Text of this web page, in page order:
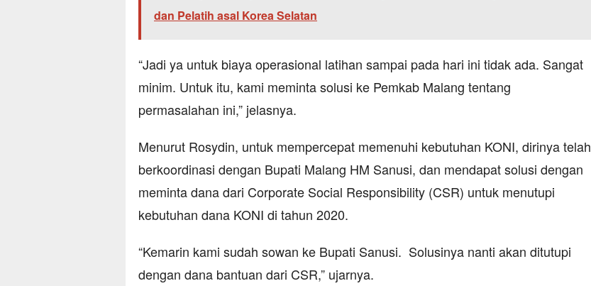
dan Pelatih asal Korea Selatan
“Jadi ya untuk biaya operasional latihan sampai pada hari ini tidak ada. Sangat
minim. Untuk itu, kami meminta solusi ke Pemkab Malang tentang
permasalahan ini,” jelasnya.
Menurut Rosydin, untuk mempercepat memenuhi kebutuhan KONI, dirinya telah
berkoordinasi dengan Bupati Malang HM Sanusi, dan mendapat solusi dengan
meminta dana dari Corporate Social Responsibility (CSR) untuk menutupi
kebutuhan dana KONI di tahun 2020.
“Kemarin kami sudah sowan ke Bupati Sanusi. Solusinya nanti akan ditutupi
dengan dana bantuan dari CSR,” ujarnya.